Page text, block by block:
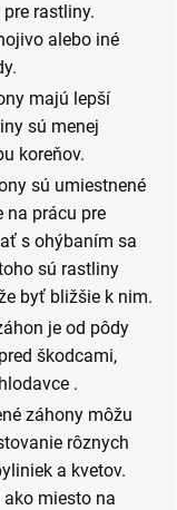
rastliny.
alebo iné
majú lepší
sú menej
koreňov.
sú umiestnené
na prácu pre
s ohýbaním sa
sú rastliny
byť bližšie k nim.
je od pôdy
škodcami,
.
záhony môžu
rôznych
a kvetov.
miesto na